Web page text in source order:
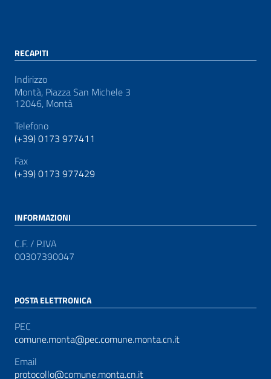
RECAPITI
Indirizzo
Montà, Piazza San Michele 3
12046, Montà
Telefono
(+39) 0173 977411
Fax
(+39) 0173 977429
INFORMAZIONI
C.F. / P.IVA
00307390047
POSTA ELETTRONICA
PEC
comune.monta@pec.comune.monta.cn.it
Email
protocollo@comune.monta.cn.it